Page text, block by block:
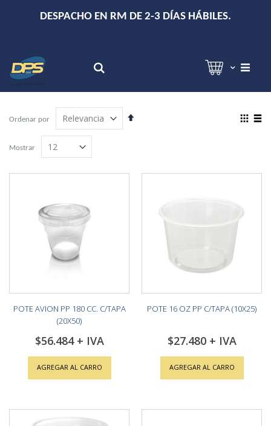
DESPACHO EN RM DE 2-3 DÍAS HÁBILES.
Ordenar por
Establecer
View
Mostrar
POTE AVION PP 180 CC. C/TAPA
(20X50)
$56.484
AGREGAR AL CARRO
POTE 16 OZ PP C/TAPA (10X25)
$27.480
AGREGAR AL CARRO